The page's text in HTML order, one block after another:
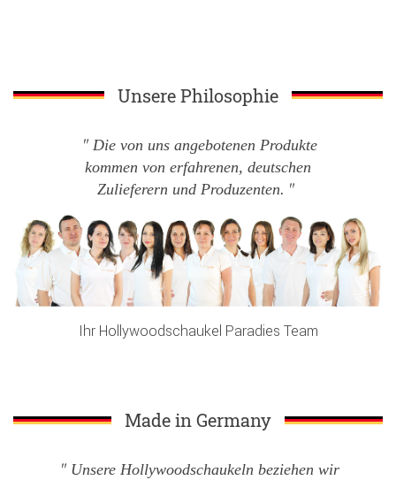
Unsere Philosophie
Die von uns angebotenen Produkte
kommen von erfahrenen, deutschen
Zulieferern und Produzenten.
Ihr Hollywoodschaukel Paradies Team
Made in Germany
Unsere Hollywoodschaukeln beziehen wir